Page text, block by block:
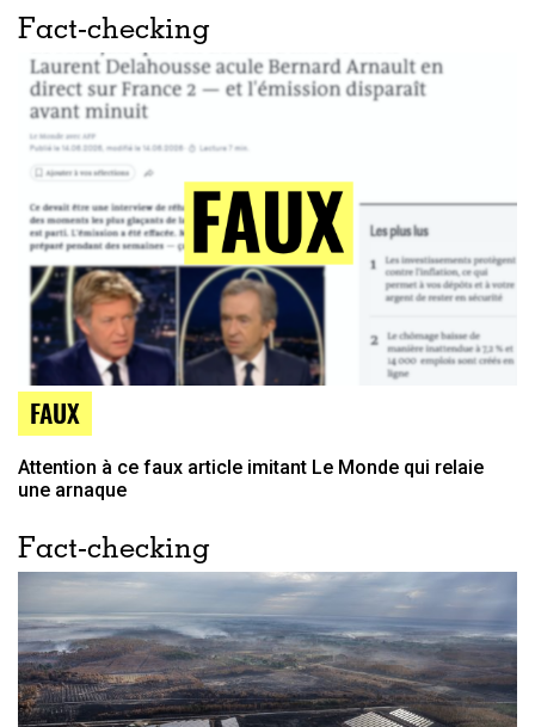
Fact-checking
FAUX
Attention à ce faux article imitant Le Monde qui relaie
une arnaque
Fact-checking